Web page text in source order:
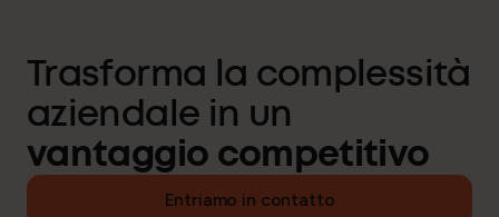
Trasforma la complessità
aziendale in un
vantaggio competitivo
Entriamo in contatto